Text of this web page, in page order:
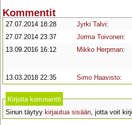
Kommentit
27.07.2014 18:28 Jyrki Talvi:
27.07.2014 23:37
Jorma Toivonen:
13.09.2016 16:12
Mikko Herpman:
13.03.2018 22:35
Simo Haavisto:
Kirjoita kommentti
Sinun täytyy kirjautua sisään, jotta voit